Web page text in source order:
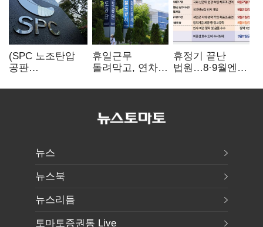
(SPC 노조탄압
공판
도 책임 안 지는
휴일근무
돌려막고, 연차도
승무현장의
52시간'
휴정기 끝난
법원…8·9월엔
'줄선고' 예정
뉴스
뉴스북
뉴스리듬
토마토증권통 Live